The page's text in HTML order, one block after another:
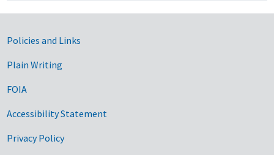
Government Links
Policies and Links
Plain Writing
FOIA
Accessibility Statement
Privacy Policy